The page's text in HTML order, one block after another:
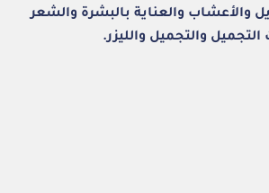
والأعشاب والعناية بالبشرة والشعر
والتجميل والليزر.